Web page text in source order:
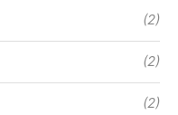
(2)
(2)
(2)